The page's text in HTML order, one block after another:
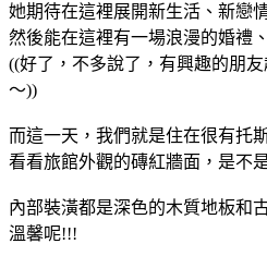
她期待在這裡展開新生活、新戀
然後能在這裡有一場浪漫的婚禮
((好了，不多說了，有興趣的朋
～))
而這一天，我們就是住在很有托
看看旅館外觀的磚紅牆面，是不
內部裝潢都是深色的木質地板和
溫馨呢!!!